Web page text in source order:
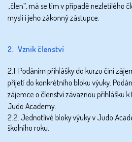
„člen“, má se tím v případě nezletilého
mysli i jeho zákonný zástupce.
2. Vznik členství
2.1. Podáním přihlášky do kurzu činí
přijetí do konkrétního bloku výuky.
zájemce o členství závaznou přihlášku
Judo Academy.
2.2. Jednotlivé bloky výuky v Judo
školního roku.